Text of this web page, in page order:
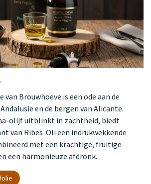
van Brouwhoeve is een ode aan de
en de bergen van Alicante.
olijf uitblinkt in zachtheid, biedt
van Ribes-Oli een indrukwekkende
met een krachtige, fruitige
een harmonieuze afdronk.